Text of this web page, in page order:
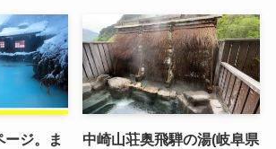
ジ。ま
中崎山荘奥飛騨の湯(岐阜県